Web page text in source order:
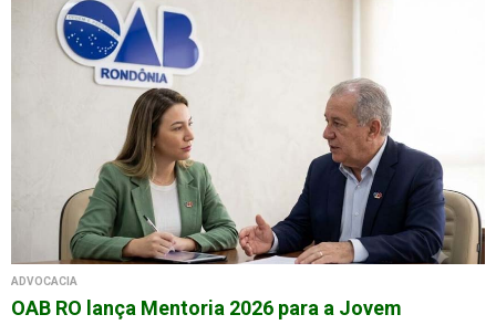
ADVOCACIA
OAB RO lança Mentoria 2026 para a Jovem